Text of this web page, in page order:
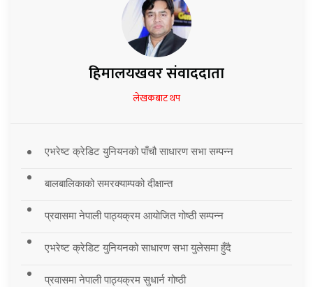
हिमालयखवर संवाददाता
लेखकबाट थप
एभरेष्ट क्रेडिट युनियनको पाँचौ साधारण सभा सम्पन्न
बालबालिकाको समरक्याम्पको दीक्षान्त
प्रवासमा नेपाली पाठ्यक्रम आयोजित गोष्ठी सम्पन्न
एभरेष्ट क्रेडिट युनियनको साधारण सभा युलेसमा हुँदै
प्रवासमा नेपाली पाठ्यक्रम सुधार्न गोष्ठी